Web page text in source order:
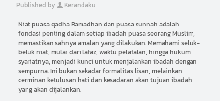
Published by Kerandaku
Niat puasa qadha Ramadhan dan puasa sunnah adalah
fondasi penting dalam setiap ibadah puasa seorang Muslim,
memastikan sahnya amalan yang dilakukan. Memahami seluk-
beluk niat, mulai dari lafaz, waktu pelafalan, hingga hukum
syariatnya, menjadi kunci untuk menjalankan ibadah dengan
sempurna. Ini bukan sekadar formalitas lisan, melainkan
cerminan ketulusan hati dan kesadaran akan tujuan ibadah
yang akan dijalankan.